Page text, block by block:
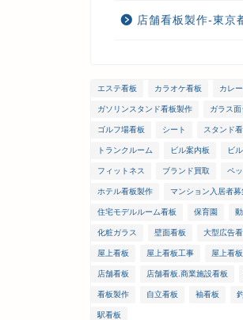
店舗看板製作-東京
エステ看板 カラオケ看板 カレ
ガソリンスタンド看板製作 ガラス面
ゴルフ場看板 シート スタンド
トランクルーム ビル案内板 ビ
フィットネス ブランド買取 ペ
ホテル看板製作 マンション入居者
住宅モデルルーム看板 保育園
化粧ガラス 壁面看板 大型広告
屋上看板 屋上看板工事 屋上看
店舗看板 店舗看板.商業施設看板
看板製作 自立看板 袖看板
駅看板